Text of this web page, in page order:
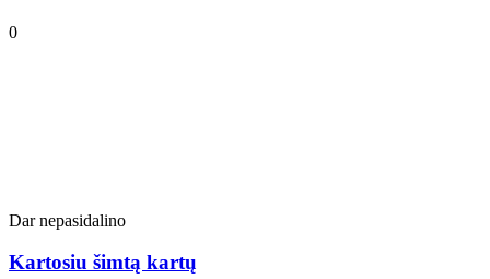
0
Dar nepasidalino
Kartosiu šimtą kartų